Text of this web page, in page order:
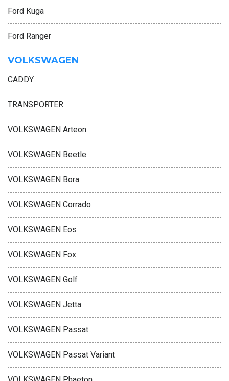
Ford Kuga
Ford Ranger
VOLKSWAGEN
CADDY
TRANSPORTER
VOLKSWAGEN Arteon
VOLKSWAGEN Beetle
VOLKSWAGEN Bora
VOLKSWAGEN Corrado
VOLKSWAGEN Eos
VOLKSWAGEN Fox
VOLKSWAGEN Golf
VOLKSWAGEN Jetta
VOLKSWAGEN Passat
VOLKSWAGEN Passat Variant